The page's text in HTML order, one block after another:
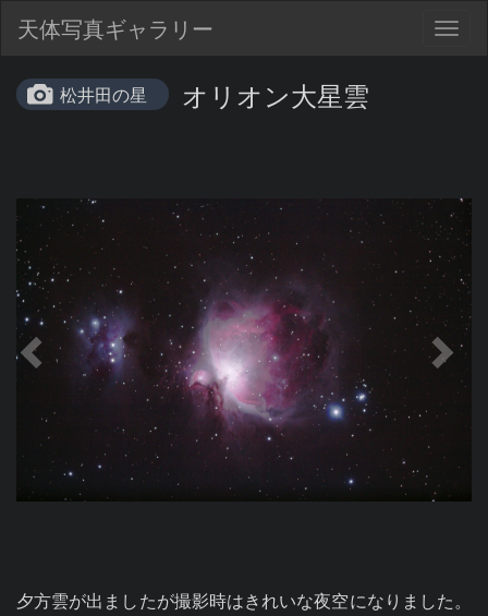
天体写真ギャラリー
松井田の星 オリオン大星雲
夕方雲が出ましたが撮影時はきれいな夜空になりました。